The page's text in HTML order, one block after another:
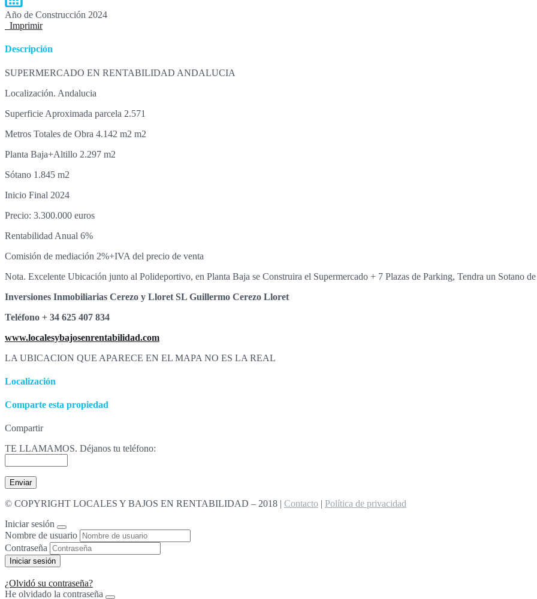
Año de Construcción 2024
Imprimir
Descripción
SUPERMERCADO EN RENTABILIDAD ANDALUCIA
Localización. Andalucia
Superficie Aproximada parcela 2.571
Metros Totales de Obra 4.142 m2 m2
Planta Baja+Altillo 2.297 m2
Sótano 1.845 m2
Inicio Final 2024
Precio: 3.300.000 euros
Rentabilidad Anual 6%
Comisión de mediación 2%+IVA del precio de venta
Nota. Excelente Ubicación junto al Polideportivo, en Planta Baja se Construira el Supermercado + 7 Plazas de Parking, Tendra un Sotano
Inversiones Inmobiliarias Cerezo y Lloret SL Guillermo Cerezo Lloret
Teléfono + 34 625 407 834
www.localesybajosenrentabilidad.com
LA UBICACION QUE APARECE EN EL MAPA NO ES LA REAL
Localización
Comparte esta propiedad
Compartir
TE LLAMAMOS. Déjanos tu teléfono:
© COPYRIGHT LOCALES Y BAJOS EN RENTABILIDAD – 2018 | Contacto | Política de privacidad
Iniciar sesión
Nombre de usuario
Contraseña
¿Olvidó su contraseña?
He olvidado la contraseña